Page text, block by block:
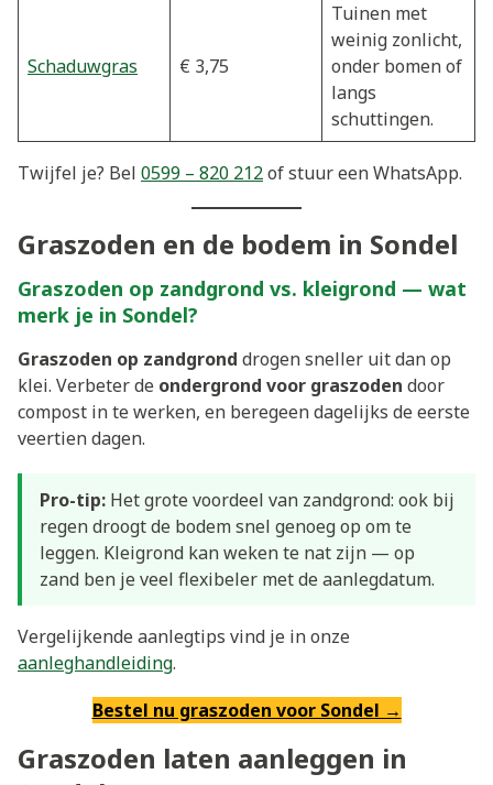
Schaduwgras € 3,75
Tuinen met
weinig zonlicht,
onder bomen of
langs
schuttingen.
Twijfel je? Bel 0599 – 820 212of stuur een WhatsApp.
Graszoden en de bodem in Sondel
Graszoden op zandgrond vs. kleigrond — wat
merk je in Sondel?
Graszoden op zandgrond drogen sneller uit dan op
klei. Verbeter de ondergrond voor graszoden door
compost in te werken, en beregeen dagelijks de eerste
veertien dagen.
Pro-tip: Het grote voordeel van zandgrond: ook bij
regen droogt de bodem snel genoeg op om te
leggen. Kleigrond kan weken te nat zijn — op
zand ben je veel flexibeler met de aanlegdatum.
Vergelijkende aanlegtips vind je in onze
aanleghandleiding.
Bestel nu graszoden voor Sondel →
Graszoden laten aanleggen in